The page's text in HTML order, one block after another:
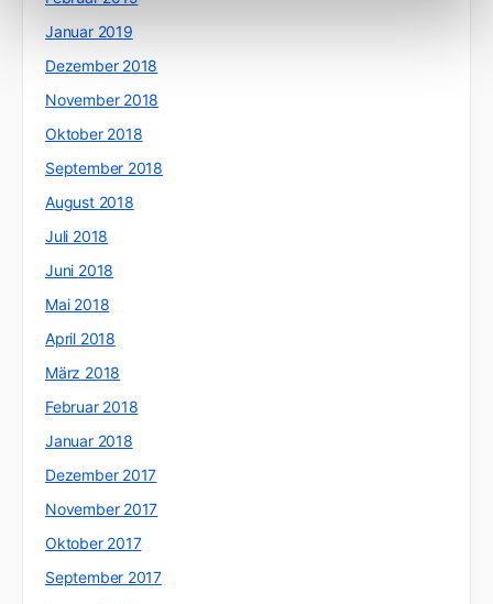
Januar 2019
Dezember 2018
November 2018
Oktober 2018
September 2018
August 2018
Juli 2018
Juni 2018
Mai 2018
April 2018
März 2018
Februar 2018
Januar 2018
Dezember 2017
November 2017
Oktober 2017
September 2017